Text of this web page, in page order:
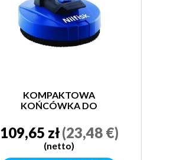
KOMPAKTOWA
KOŃCÓWKA DO
109,65 zł(23,48 €)
(netto)